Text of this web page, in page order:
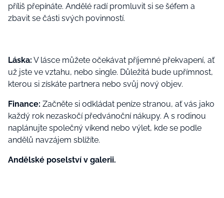
příliš přepínáte. Andělé radí promluvit si se šéfem a
zbavit se části svých povinností.
Láska: V lásce můžete očekávat příjemné překvapení, ať
už jste ve vztahu, nebo single. Důležitá bude upřímnost,
kterou si získáte partnera nebo svůj nový objev.
Finance: Začněte si odkládat peníze stranou, ať vás jako
každý rok nezaskočí předvánoční nákupy. A s rodinou
naplánujte společný víkend nebo výlet, kde se podle
andělů navzájem sblížíte.
Andělské poselství v galerii.